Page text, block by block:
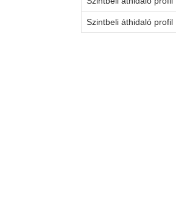
Szintbeli áthidaló profil